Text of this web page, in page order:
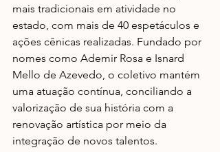
mais tradicionais em atividade no
estado, com mais de 40 espetáculos e
ações cênicas realizadas. Fundado por
nomes como Ademir Rosa e Isnard
Mello de Azevedo, o coletivo mantém
uma atuação contínua, conciliando a
valorização de sua história com a
renovação artística por meio da
integração de novos talentos.